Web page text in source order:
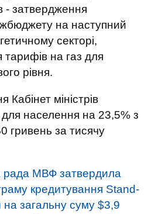
- затвердження
на наступний
секторі,
на газ для
рівня.
міністрів
для населення на 23,5% з
гривень за тисячу
рада МВФ затвердила
кредитування Stand-
на загальну суму $3,9